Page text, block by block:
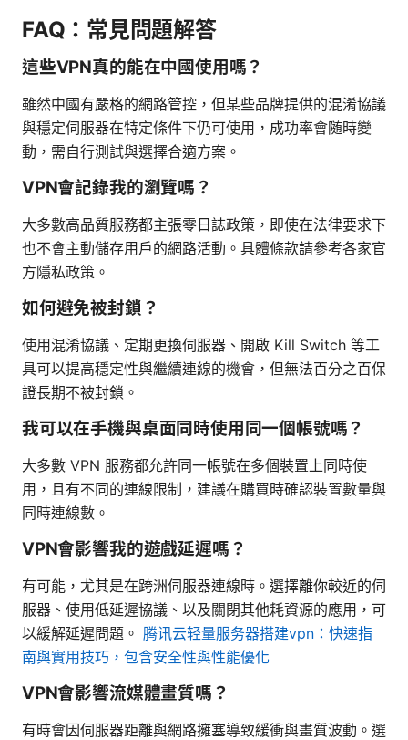
FAQ：常見問題解答
這些VPN真的能在中國使用嗎？
雖然中國有嚴格的網路管控，但某些品牌提供的混淆協議
與穩定伺服器在特定條件下仍可使用，成功率會随時變
動，需自行測試與選擇合適方案。
VPN會記錄我的瀏覽嗎？
大多數高品質服務都主張零日誌政策，即使在法律要求下
也不會主動儲存用戶的網路活動。具體條款請參考各家官
方隱私政策。
如何避免被封鎖？
使用混淆協議、定期更換伺服器、開啟 Kill Switch 等工
具可以提高穩定性與繼續連線的機會，但無法百分之百保
證長期不被封鎖。
我可以在手機與桌面同時使用同一個帳號嗎？
大多數 VPN 服務都允許同一帳號在多個裝置上同時使
用，且有不同的連線限制，建議在購買時確認裝置數量與
同時連線數。
VPN會影響我的遊戲延遲嗎？
有可能，尤其是在跨洲伺服器連線時。選擇離你較近的伺
服器、使用低延遲協議、以及關閉其他耗資源的應用，可
以緩解延遲問題。 腾讯云轻量服务器搭建vpn：快速指
南與實用技巧，包含安全性與性能優化
VPN會影響流媒體畫質嗎？
有時會因伺服器距離與網路擁塞導致緩衝與畫質波動。選